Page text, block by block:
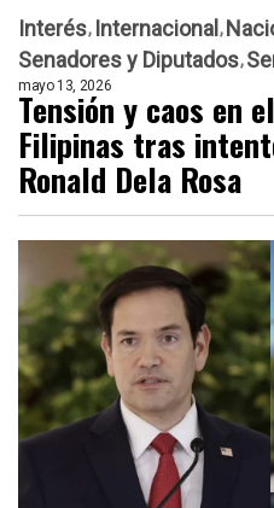
Interés Internacional
Senadores y Diputados
mayo 13, 2026
Tensión y caos en
Filipinas tras
Ronald Dela Rosa